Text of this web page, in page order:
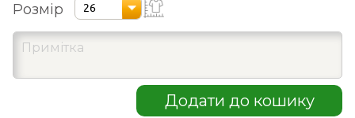
Розмір 26
Додати до кошику